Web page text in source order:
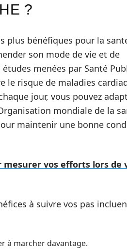
?
plus bénéfiques pour la
son mode de vie et de
menées par Santé
le risque de maladies
jour, vous pouvez
mondiale de la
maintenir une bonne
mesurer vos efforts lors de
à suivre vos pas
à marcher davantage.